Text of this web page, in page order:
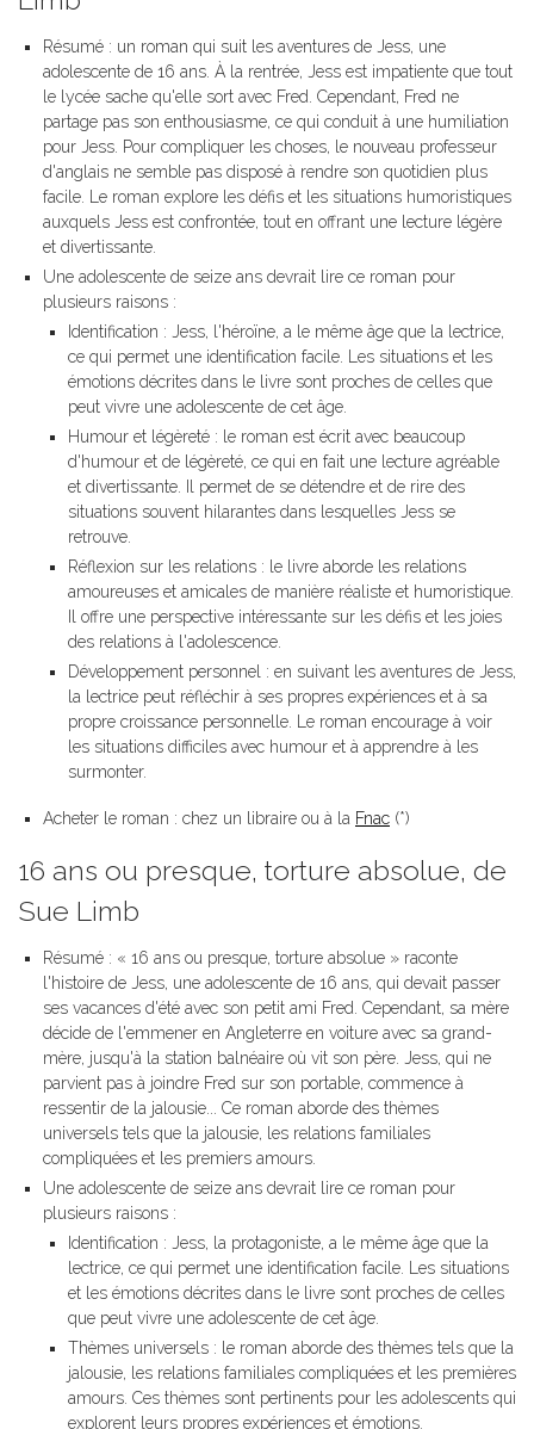
Résumé : un roman qui suit les aventures de Jess, une
adolescente de 16 ans. À la rentrée, Jess est impatiente que tout
le lycée sache qu'elle sort avec Fred. Cependant, Fred ne
partage pas son enthousiasme, ce qui conduit à une humiliation
pour Jess. Pour compliquer les choses, le nouveau professeur
d'anglais ne semble pas disposé à rendre son quotidien plus
facile. Le roman explore les défis et les situations humoristiques
auxquels Jess est confrontée, tout en offrant une lecture légère
et divertissante.
Une adolescente de seize ans devrait lire ce roman pour
plusieurs raisons :
Identification : Jess, l'héroïne, a le même âge que la lectrice,
ce qui permet une identification facile. Les situations et les
émotions décrites dans le livre sont proches de celles que
peut vivre une adolescente de cet âge.
Humour et légèreté : le roman est écrit avec beaucoup
d'humour et de légèreté, ce qui en fait une lecture agréable
et divertissante. Il permet de se détendre et de rire des
situations souvent hilarantes dans lesquelles Jess se
retrouve.
Réflexion sur les relations : le livre aborde les relations
amoureuses et amicales de manière réaliste et humoristique.
Il offre une perspective intéressante sur les défis et les joies
des relations à l'adolescence.
Développement personnel : en suivant les aventures de Jess,
la lectrice peut réfléchir à ses propres expériences et à sa
propre croissance personnelle. Le roman encourage à voir
les situations difficiles avec humour et à apprendre à les
surmonter.
Acheter le roman : chez un libraire ou à la Fnac (*)
16 ans ou presque, torture absolue, de
Sue Limb
Résumé : « 16 ans ou presque, torture absolue » raconte
l'histoire de Jess, une adolescente de 16 ans, qui devait passer
ses vacances d'été avec son petit ami Fred. Cependant, sa mère
décide de l'emmener en Angleterre en voiture avec sa grand-
mère, jusqu'à la station balnéaire où vit son père. Jess, qui ne
parvient pas à joindre Fred sur son portable, commence à
ressentir de la jalousie... Ce roman aborde des thèmes
universels tels que la jalousie, les relations familiales
compliquées et les premiers amours.
Une adolescente de seize ans devrait lire ce roman pour
plusieurs raisons :
Identification : Jess, la protagoniste, a le même âge que la
lectrice, ce qui permet une identification facile. Les situations
et les émotions décrites dans le livre sont proches de celles
que peut vivre une adolescente de cet âge.
Thèmes universels : le roman aborde des thèmes tels que la
jalousie, les relations familiales compliquées et les premières
amours. Ces thèmes sont pertinents pour les adolescents qui
explorent leurs propres expériences et émotions.